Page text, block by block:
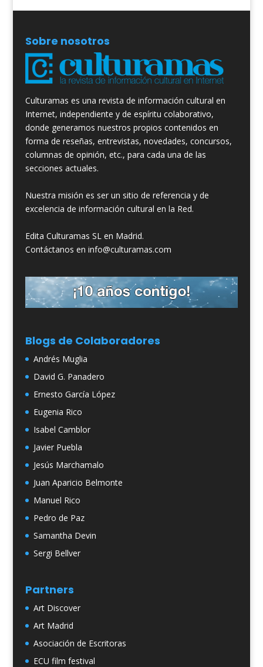
Sobre nosotros
Culturamas es una revista de información cultural en
Internet, independiente y de espíritu colaborativo,
donde generamos nuestros propios contenidos en
forma de reseñas, entrevistas, novedades, concursos,
columnas de opinión, etc., para cada una de las
secciones actuales.
Nuestra misión es ser un sitio de referencia y de
excelencia de información cultural en la Red.
Edita Culturamas SL en Madrid.
Contáctanos en info@culturamas.com
Blogs de Colaboradores
Andrés Muglia
David G. Panadero
Ernesto García López
Eugenia Rico
Isabel Camblor
Javier Puebla
Jesús Marchamalo
Juan Aparicio Belmonte
Manuel Rico
Pedro de Paz
Samantha Devin
Sergi Bellver
Partners
Art Discover
Art Madrid
Asociación de Escritoras
ECU film festival